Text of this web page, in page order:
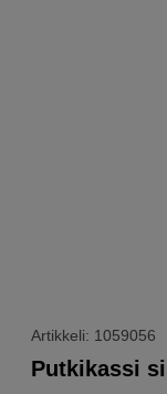
Artikkeli: 1059056
Putkikassi